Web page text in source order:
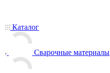
Каталог
Сварочные материалы